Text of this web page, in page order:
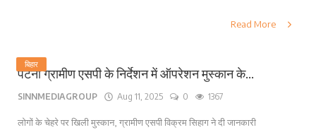
Read More
बिहार
पटना ग्रामीण एसपी के निर्देशन में ऑपरेशन मुस्कान के...
SINNMEDIAGROUP Aug 11, 2025 0 1367
लोगों के चेहरे पर खिली मुस्कान, ग्रामीण एसपी विक्रम सिहाग ने दी जानकारी